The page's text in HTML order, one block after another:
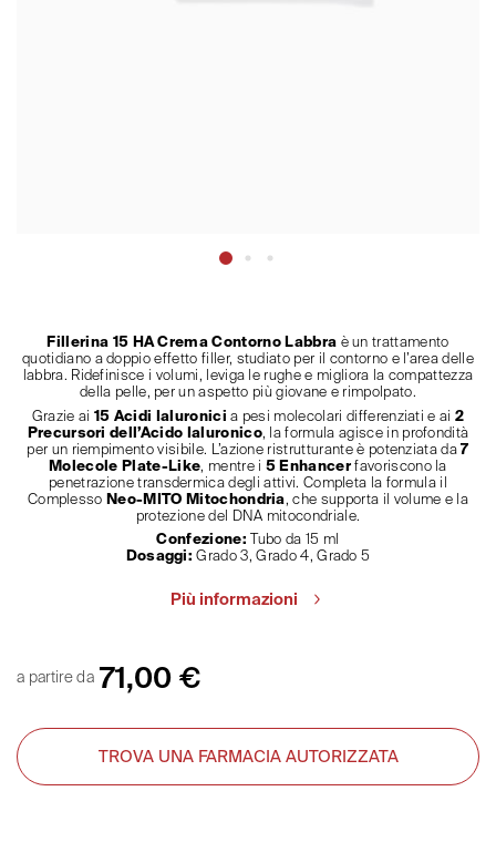
Fillerina 15 HA Crema Contorno Labbra è un trattamento
quotidiano a doppio effetto filler, studiato per il contorno e l’area delle
labbra. Ridefinisce i volumi, leviga le rughe e migliora la compattezza
della pelle, per un aspetto più giovane e rimpolpato.
Grazie ai 15 Acidi Ialuronici a pesi molecolari differenziati e ai2
Precursori dell’Acido Ialuronico, la formula agisce in profondità
per un riempimento visibile. L’azione ristrutturante è potenziata da7
Molecole Plate-Like, mentre i 5 Enhancer favoriscono la
penetrazione transdermica degli attivi. Completa la formula il
Complesso Neo-MITO Mitochondria, che supporta il volume e la
protezione del DNA mitocondriale.
Confezione: Tubo da 15 ml
Dosaggi: Grado 3, Grado 4, Grado 5
Più informazioni
a partire da 71,00 €
TROVA UNA FARMACIA AUTORIZZATA